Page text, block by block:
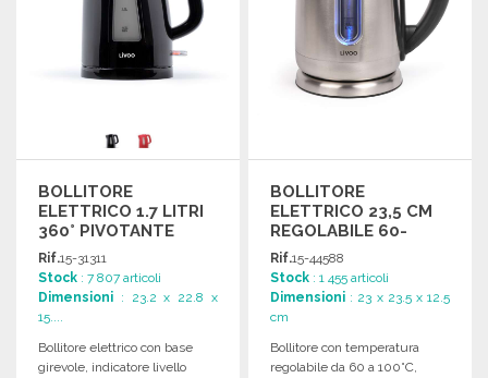
BOLLITORE
ELETTRICO 1.7 LITRI
360° PIVOTANTE
Rif.15-31311
Stock : 7 807 articoli
Dimensioni : 23.2 x 22.8 x
15....
Bollitore elettrico con base
girevole, indicatore livello
BOLLITORE
ELETTRICO 23,5 CM
REGOLABILE 60-
100°C A PREZZI
ALL'INGROSSO
Rif.15-44588
Stock : 1 455 articoli
Dimensioni : 23 x 23.5 x 12.5
cm
Bollitore con temperatura
regolabile da 60 a 100°C,